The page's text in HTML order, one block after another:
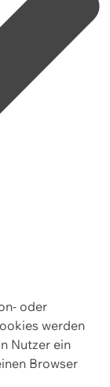
oder
werden
Nutzer ein
Browser